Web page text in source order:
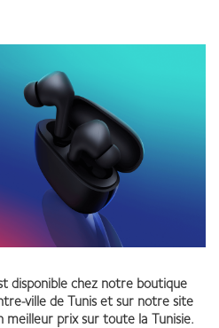
disponible chez notre boutique
ville de Tunis et sur notre site
meilleur prix sur toute la Tunisie.